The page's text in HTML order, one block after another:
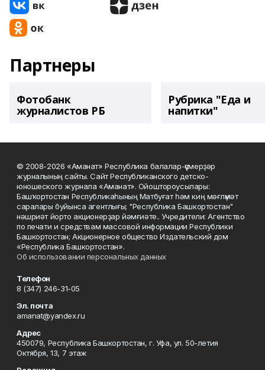
Партнеры
Фотобанк
журналистов РБ
Рубрика "Еда и
напитки"
© 2008-2026 «Аманат» Республика балалар-үҫмерҙәр
журналының сайты. Сайт Республиканского детско-
юношеского журнала «Аманат». Ойоштороусылары:
Башҡортостан Республикаһының Матбуғат һәм киң мәғлүмәт
саралары буйынса агентлығы; "Республика Башкортостан"
нәшриәт йорто акционерҙар йәмғиәте.. Учредители: Агентство
по печати и средствам массовой информации Республики
Башкортостан; Акционерное общество Издательский дом
«Республика Башкортостан».
Об использовании персональных данных
Телефон
8 (347) 246-31-05
Эл. почта
amanat@yandex.ru
Адрес
450079, Республика Башкортостан, г. Уфа, ул. 50-летия
Октября, 13, 7 этаж